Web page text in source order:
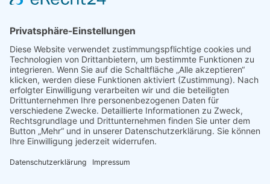
Nachruf
REITERFEST MIT GS-TURNIER am Samstag den 7. September 2024
Kontakt
Impressum
Datenschutzerklärung
Cookie-Einstellungen